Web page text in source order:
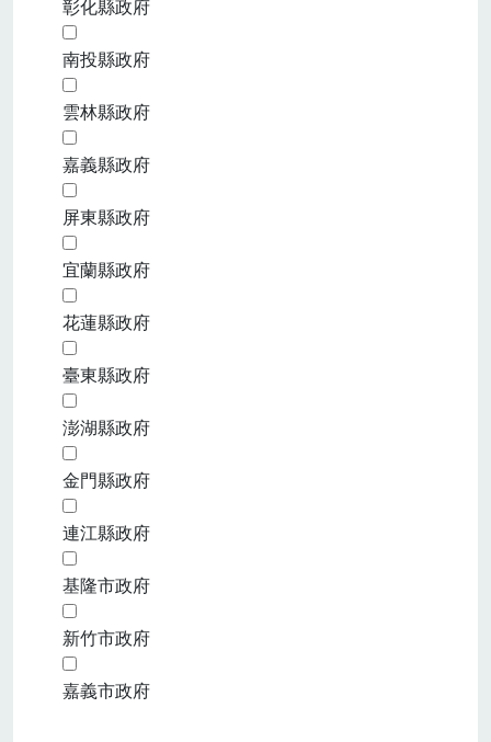
彰化縣政府
南投縣政府
雲林縣政府
嘉義縣政府
屏東縣政府
宜蘭縣政府
花蓮縣政府
臺東縣政府
澎湖縣政府
金門縣政府
連江縣政府
基隆市政府
新竹市政府
嘉義市政府